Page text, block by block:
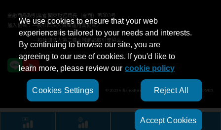
金融商品取引業者 関東財務局長（金商）第303号
加入協会：一般社団法人資産運用業協会／
日本証券業協会／
一般社団法人第二種金融商品取引業協会
© 2023 AllianceBernstein Japan Ltd. ALL RIGHTS RESERVED.
We use cookies to ensure that your web
experience is tailored to your needs and interests.
By continuing to browse our site, you are
agreeing to our use of cookies. If you'd like to
learn more, please review our cookie policy
Cookies Settings Reject All
Accept Cookies